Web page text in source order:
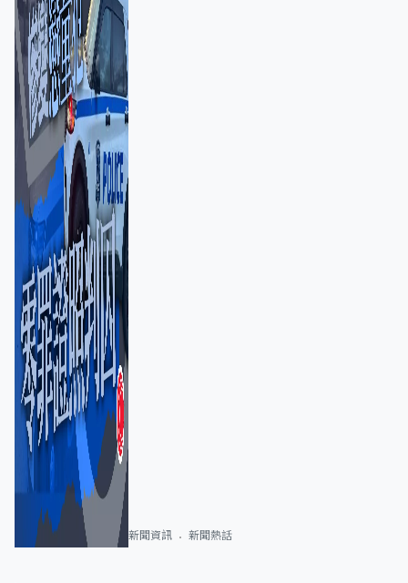
新聞資訊 新聞熱話